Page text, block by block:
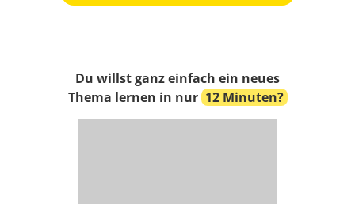
Du willst ganz einfach ein neues
Thema lernen in nur 12 Minuten?